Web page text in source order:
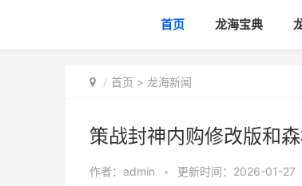
首页 龙海宝典
首页 > 龙海新闻
策战封神内购修改版和
作者： admin • 更新时间：2026-01-27